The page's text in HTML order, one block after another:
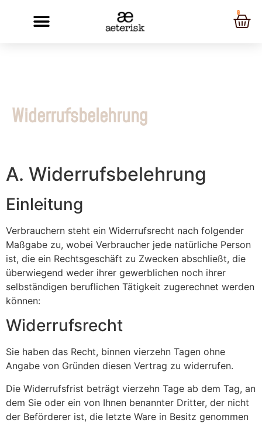
0
Widerrufsbelehrung
A. Widerrufsbelehrung
Einleitung
Verbrauchern steht ein Widerrufsrecht nach folgender
Maßgabe zu, wobei Verbraucher jede natürliche Person
ist, die ein Rechtsgeschäft zu Zwecken abschließt, die
überwiegend weder ihrer gewerblichen noch ihrer
selbständigen beruflichen Tätigkeit zugerechnet werden
können:
Widerrufsrecht
Sie haben das Recht, binnen vierzehn Tagen ohne
Angabe von Gründen diesen Vertrag zu widerrufen.
Die Widerrufsfrist beträgt vierzehn Tage ab dem Tag, an
dem Sie oder ein von Ihnen benannter Dritter, der nicht
der Beförderer ist, die letzte Ware in Besitz genommen